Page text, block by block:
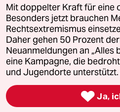
Alle Rechte vorbehalten. Bei
wenden Sie sich bitte an
lizenzen@taz.de
Feedback Redaktionsstatut
Leitlinie Informant
Seitenwende Einwilligungen
Mit doppelter Kraft für eine
Besonders jetzt brauchen
Rechtsextremismus
Daher gehen 50 Prozent
Neuanmeldungen an „Alles
eine Kampagne, die
und Jugendorte
 Ja,